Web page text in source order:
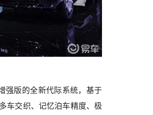
强版的‌全新代际系统，基于
车交织、记忆泊车精度、极